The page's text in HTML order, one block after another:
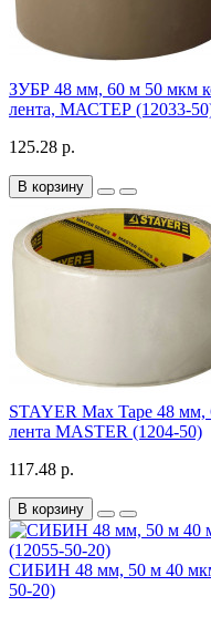
ЗУБР 48 мм, 60 м 50 мкм
лента, МАСТЕР (12033-
125.28 р.
В корзину
STAYER Max Tape 48 мм,
лента MASTER (1204-50)
117.48 р.
В корзину
СИБИН 48 мм, 50 м 40
50-20)